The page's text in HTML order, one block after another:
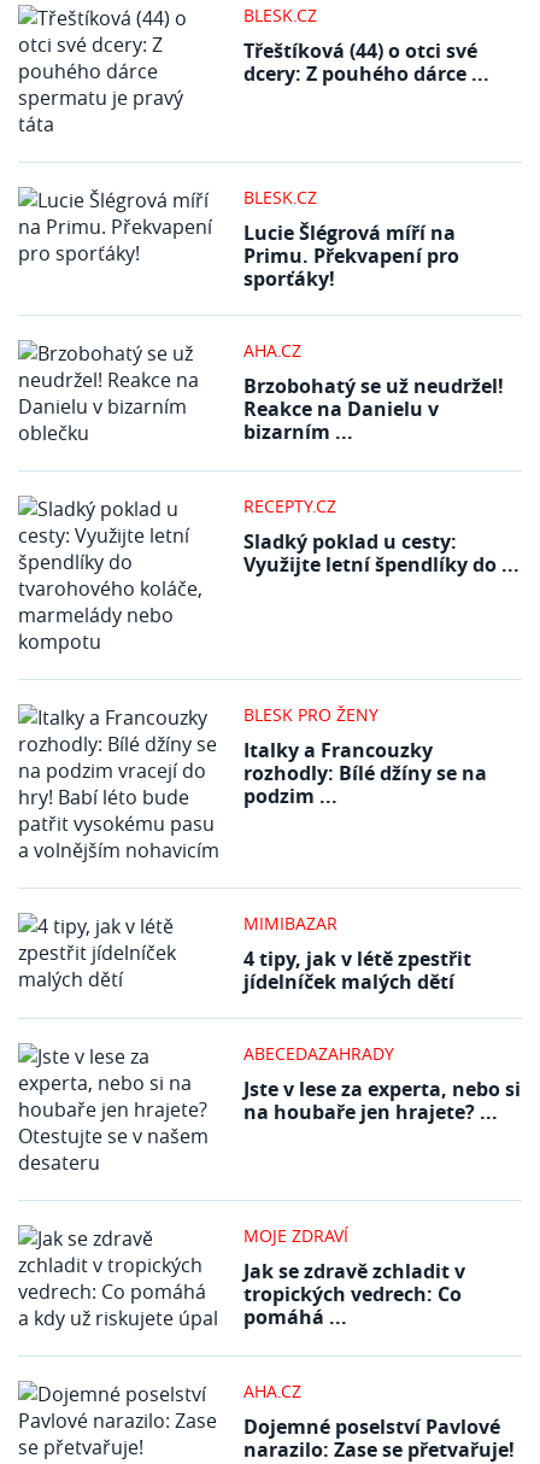
BLESK.CZ
Třeštíková (44) o otci své
dcery: Z pouhého dárce ...
BLESK.CZ
Lucie Šlégrová míří na
Primu. Překvapení pro
sporťáky!
AHA.CZ
Brzobohatý se už neudržel!
Reakce na Danielu v
bizarním ...
RECEPTY.CZ
Sladký poklad u cesty:
Využijte letní špendlíky do ...
BLESK PRO ŽENY
Italky a Francouzky
rozhodly: Bílé džíny se na
podzim ...
MIMIBAZAR
4 tipy, jak v létě zpestřit
jídelníček malých dětí
ABECEDAZAHRADY
Jste v lese za experta, nebo si
na houbaře jen hrajete? ...
MOJE ZDRAVÍ
Jak se zdravě zchladit v
tropických vedrech: Co
pomáhá ...
AHA.CZ
Dojemné poselství Pavlové
narazilo: Zase se přetvařuje!